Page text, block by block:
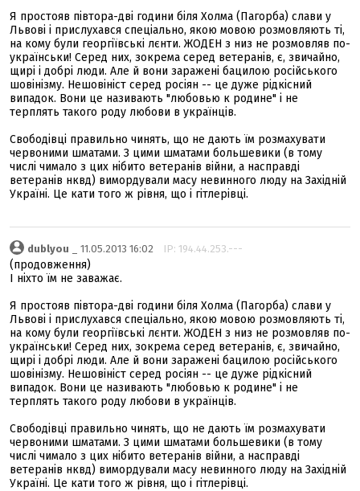
Я простояв півтора-дві години біля Холма (Пагорба) слави у
Львові і прислухався спеціально, якою мовою розмовляють ті,
на кому були георгіївські лєнти. ЖОДЕН з низ не розмовляв по-
українськи! Серед них, зокрема серед ветеранів, є, звичайно,
щирі і добрі люди. Але й вони заражені бацилою російського
шовінізму. Нешовініст серед росіян -- це дуже рідкісний
випадок. Вони це називають "любовью к родине" і не
терплять такого роду любови в українців.
Свободівці правильно чинять, що не дають їм розмахувати
червоними шматами. З цими шматами большевики (в тому
числі чимало з цих нібито ветеранів війни, а насправді
ветеранів нквд) вимордували масу невинного люду на Західній
Україні. Це кати того ж рівня, що і гітлерівці.
dublyou _ 11.05.2013 16:02 IP: 194.44.253.---
(продовження)
І ніхто їм не заважає.
Я простояв півтора-дві години біля Холма (Пагорба) слави у
Львові і прислухався спеціально, якою мовою розмовляють ті,
на кому були георгіївські лєнти. ЖОДЕН з низ не розмовляв по-
українськи! Серед них, зокрема серед ветеранів, є, звичайно,
щирі і добрі люди. Але й вони заражені бацилою російського
шовінізму. Нешовініст серед росіян -- це дуже рідкісний
випадок. Вони це називають "любовью к родине" і не
терплять такого роду любови в українців.
Свободівці правильно чинять, що не дають їм розмахувати
червоними шматами. З цими шматами большевики (в тому
числі чимало з цих нібито ветеранів війни, а насправді
ветеранів нквд) вимордували масу невинного люду на Західній
Україні. Це кати того ж рівня, що і гітлерівці.